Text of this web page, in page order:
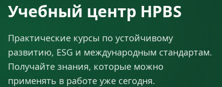
Учебный центр HPBS
Практические курсы по устойчивому
развитию, ESG и международным стандартам.
Получайте знания, которые можно
применять в работе уже сегодня.